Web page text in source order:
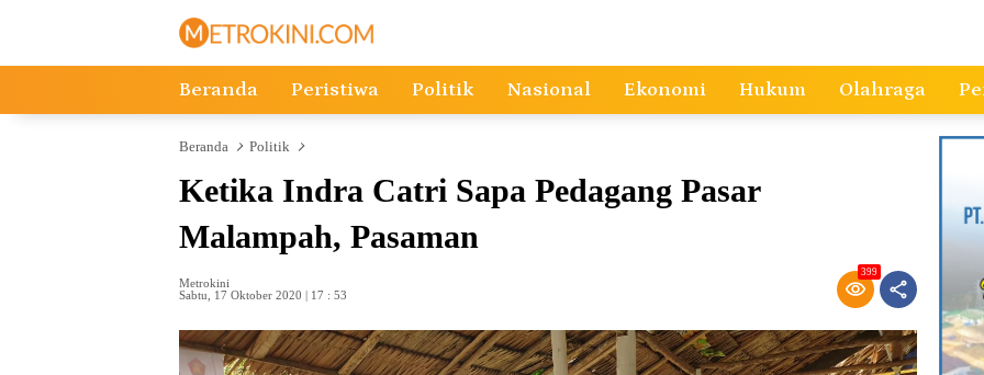
Beranda Peristiwa Politik Nasional Ekonomi Hukum Olahraga
Beranda Politik
Ketika Indra Catri Sapa Pedagang Pasar
Malampah, Pasaman
Metrokini
Sabtu, 17 Oktober 2020 | 17 : 53
399